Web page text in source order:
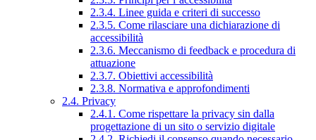
2.3.4. Linee guida e criteri di successo
2.3.5. Come rilasciare una dichiarazione di
accessibilità
2.3.6. Meccanismo di feedback e procedura di
attuazione
2.3.7. Obiettivi accessibilità
2.3.8. Normativa e approfondimenti
2.4. Privacy
2.4.1. Come rispettare la privacy sin dalla
progettazione di un sito o servizio digitale